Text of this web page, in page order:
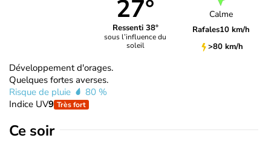
27°
Ressenti 38°
sous l’influence du
soleil
Calme
Rafales10 km/h
>80 km/h
Développement d'orages.
Quelques fortes averses.
Risque de pluie
80 %
Indice UV9 Très fort
Ce soir